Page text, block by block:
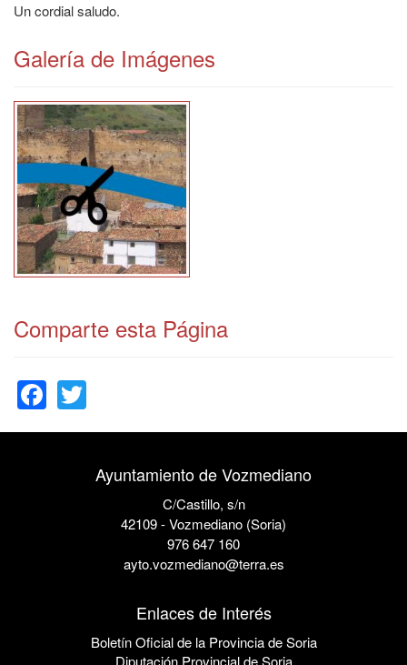
Un cordial saludo.
Galería de Imágenes
Comparte esta Página
Facebook
Ayuntamiento de Vozmediano
C/Castillo, s/n
42109 - Vozmediano (Soria)
976 647 160
ayto.vozmediano@terra.es
Enlaces de Interés
Boletín Oficial de la Provincia de Soria
Diputación Provincial de Soria